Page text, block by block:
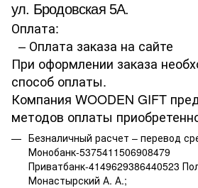
ул. Бродовская 5А.
Оплата:
– Оплата заказа на сайте
При оформлении заказа
способ оплаты.
Компания WOODEN GIFT
методов оплаты
Безналичный расчет – перевод
Монобанк-5375411506908479
Приватбанк-4149629386440523
Монастырский А. А.;